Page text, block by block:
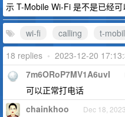
示 T-Mobile Wi-Fi 是不是已经可
wi-fi calling t-
18 replies • 2023-12-20
7m6ORoP7MV1A6uvI
可以正常打电话
chainkhoo Dec 18, 2023